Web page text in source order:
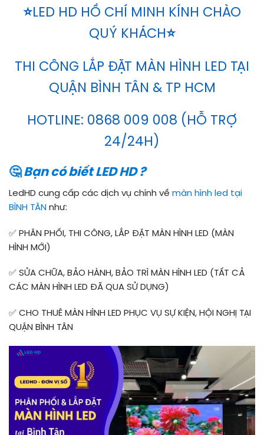
⭐LED HD HỒ CHÍ MINH KÍNH CHÀO
QUÝ KHÁCH⭐
THI CÔNG LẮP ĐẶT MÀN HÌNH LED TẠI
QUẬN BÌNH TÂN & TP HCM
HOTLINE: 0868 009 008 (HỖ TRỢ
24/24H)
🤔 Bạn có biết LED HD ?
LedHD cung cấp các dịch vụ chính về màn hình led tại
BÌNH TÂN như:
✅ PHÂN PHỐI, THI CÔNG, LẮP ĐẶT MÀN HÌNH LED (MÀN
HÌNH MỚI)
✅ SỬA CHỮA, BẢO HÀNH, BẢO TRÌ MÀN HÌNH LED (TẤT CẢ
CÁC MÀN HÌNH LED ĐÃ QUA SỬ DỤNG)
✅ CHO THUÊ MÀN HÌNH LED PHỤC VỤ SỰ KIỆN, HỘI NGHỊ TẠI
QUẬN BÌNH TÂN